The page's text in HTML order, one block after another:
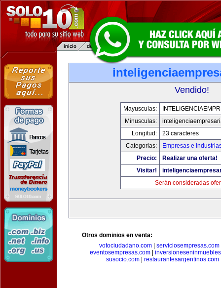
Vendido!
Mayusculas:
Minusculas:
Longitud:
23 caracteres
Categorias:
Empresas e
Precio:
Realizar una oferta!
Visitar!
Serán consideradas
Otros dominios en venta:
votociudadano.com| serviciosempresas.com
eventosempresas.com
susocio.com
restaurantesargentinos.com